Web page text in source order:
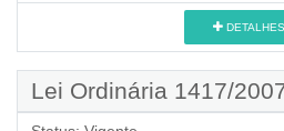
DETALHES
Lei Ordinária 1417/